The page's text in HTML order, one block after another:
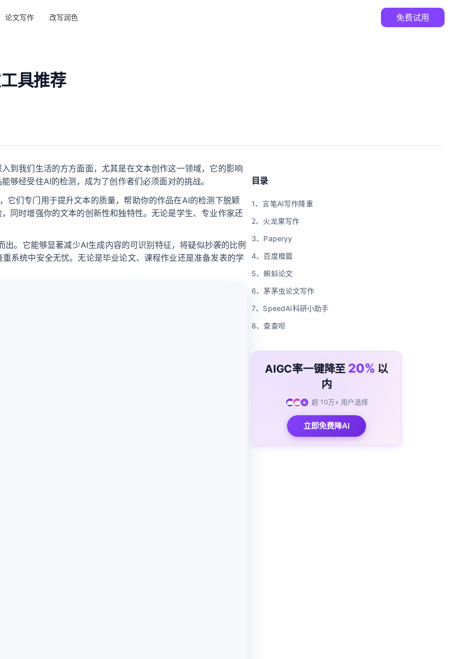
论文写作 改写润色 免费试用
具推荐
到我们生活的方方面面，尤其是在文本创作这一领域，它的影响
够经受住AI的检测，成为了创作者们必须面对的挑战。
它们专门用于提升文本的质量，帮助你的作品在AI的检测下脱颖
同时增强你的文本的创新性和独特性。无论是学生、专业作家还
出。它能够显著减少AI生成内容的可识别特征，将疑似抄袭的比例
系统中安全无忧。无论是毕业论文、课程作业还是准备发表的学
目录
1、言笔AI写作降重
2、火龙果写作
3、Paperyy
4、百度橙篇
5、蝌蚪论文
6、茅茅虫论文写作
7、SpeedAI科研小助手
8、查查呗
AIGC率一键降至 20% 以
内
+ 超 10万+ 用户选择
立即免费降AI